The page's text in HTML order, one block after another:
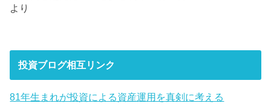
より
投資ブログ相互リンク
81年生まれが投資による資産運用を真剣に考える